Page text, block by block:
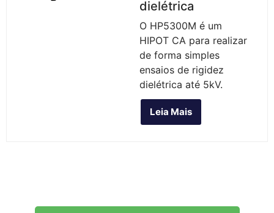
dielétrica
O HP5300M é um
HIPOT CA para realizar
de forma simples
ensaios de rigidez
dielétrica até 5kV.
Leia Mais